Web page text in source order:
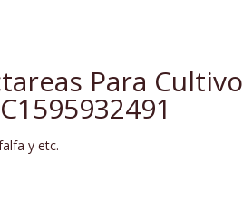
Para Cultivo
y etc.